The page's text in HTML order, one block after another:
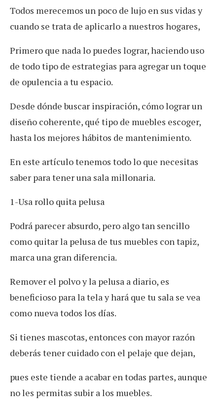
Todos merecemos un poco de lujo en sus vidas y
cuando se trata de aplicarlo a nuestros hogares,
Primero que nada lo puedes lograr, haciendo uso
de todo tipo de estrategias para agregar un toque
de opulencia a tu espacio.
Desde dónde buscar inspiración, cómo lograr un
diseño coherente, qué tipo de muebles escoger,
hasta los mejores hábitos de mantenimiento.
En este artículo tenemos todo lo que necesitas
saber para tener una sala millonaria.
1-Usa rollo quita pelusa
Podrá parecer absurdo, pero algo tan sencillo
como quitar la pelusa de tus muebles con tapiz,
marca una gran diferencia.
Remover el polvo y la pelusa a diario, es
beneficioso para la tela y hará que tu sala se vea
como nueva todos los días.
Si tienes mascotas, entonces con mayor razón
deberás tener cuidado con el pelaje que dejan,
pues este tiende a acabar en todas partes, aunque
no les permitas subir a los muebles.